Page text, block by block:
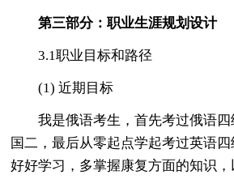
第三部分：职业生涯规划设计
3.1职业目标和路径
(1) 近期目标
我是俄语考生，首先考过俄语四
国二，最后从零起点学起考过英语
好好学习，多掌握康复方面的知识